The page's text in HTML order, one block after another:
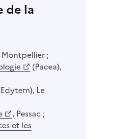
de la
Montpellier ;
(Pacea),
Le
, Pessac ;
et les